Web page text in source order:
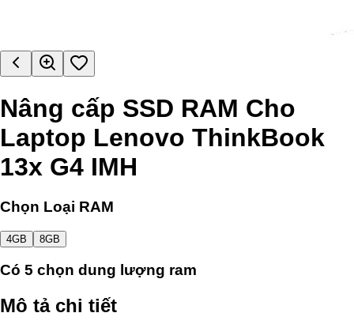
Nâng cấp SSD RAM Cho
Laptop Lenovo ThinkBook
13x G4 IMH
Chọn Loại RAM
4GB 8GB
Có 5 chọn dung lượng ram
Mô tả chi tiết